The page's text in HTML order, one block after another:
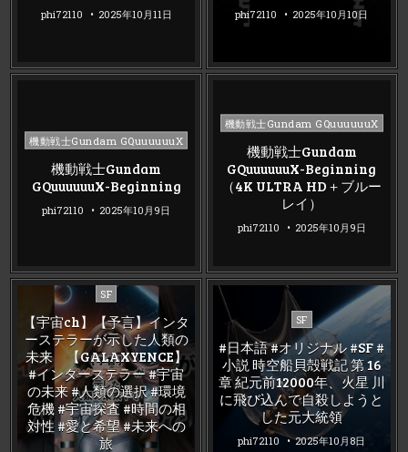
phi72110 2025年10月11日 phi72110 2025年10月10日
Posted
機動戦士Gundam GQuuuuuuX
機動戦士Gundam
GQuuuuuuX-Beginning
phi72110 2025年10月9日
Posted
機動戦士Gundam GQuuuuuuX
機動戦士Gundam
GQuuuuuuX-Beginning
（4K ULTRA HD＋ブルー
レイ）
phi72110 2025年10月9日
Posted
SF
【宇宙ch】【予言】インタ
ーステラーが示した人類の
未来 【GALAXYENCE】
#インターステラー #宇宙
の未来 #人類の選択 #環境
危機 #宇宙探査 #時間の相
対性 #愛と希望 #未来への
旅
Posted
in
SF
#日本語 #オリジナル #SF #
小説 時空船貝殻戦記 第 16
章 紀元前12000年、火星 川
に飛び込んで自殺しようと
した元大統領
phi72110 2025年10月8日